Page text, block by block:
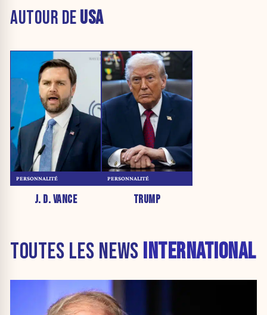
AUTOUR DEUSA
J. D. VANCE
PERSONNALITÉ
TRUMP
PERSONNALITÉ
TOUTES LES NEWS INTERNATIONAL